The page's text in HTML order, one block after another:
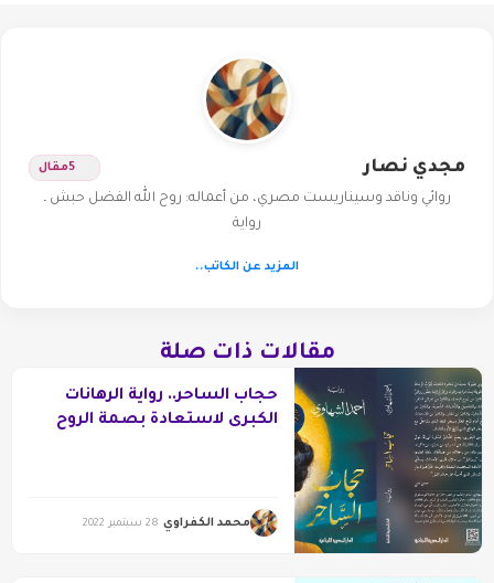
مجدي نصار 5مقال
روائي وناقد وسيناريست مصري، من أعماله: روح الله الفضل حبش ـ
رواية
المزيد عن الكاتب..
مقالات ذات صلة
حجاب الساحر.. رواية الرهانات
الكبرى لاستعادة بصمة الروح
محمد الكفراوي 28 سبتمبر 2022